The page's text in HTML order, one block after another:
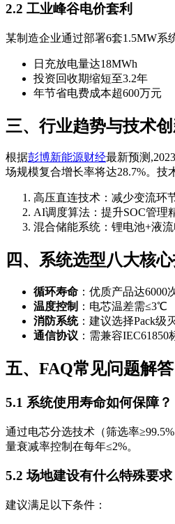
2.2 工业峰谷电价套利
某制造企业通过部署6套1.5MW系
日充放电量达18MWh
投资回收期缩短至3.2年
年节省电费成本超600万元
三、行业趋势与技术
根据彭博新能源财经最新预测
场规模复合增长率将达28.7%。技
高压直连技术：减少变流环
AI调度算法：提升SOC管理
混合储能系统：锂电池+液
四、系统选型八大核
循环寿命 ：优质产品达6000
温度控制 ：电芯温差需≤3℃
消防系统：建议选择Pack级
通信协议 ：需兼容IEC61850
五、FAQ常见问题解答
5.1 系统使用寿命如何保障？
通过电芯分选技术（筛选率
量衰减率控制在每年≤2%。
5.2 场地建设有什么特殊要求
建议满足以下条件：